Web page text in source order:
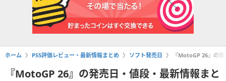
ホーム PS5評価レビュー・最新情報まとめ ソフト発売日 『MotoGP 26』の
『MotoGP 26』の発売日・値段・最新情報まと